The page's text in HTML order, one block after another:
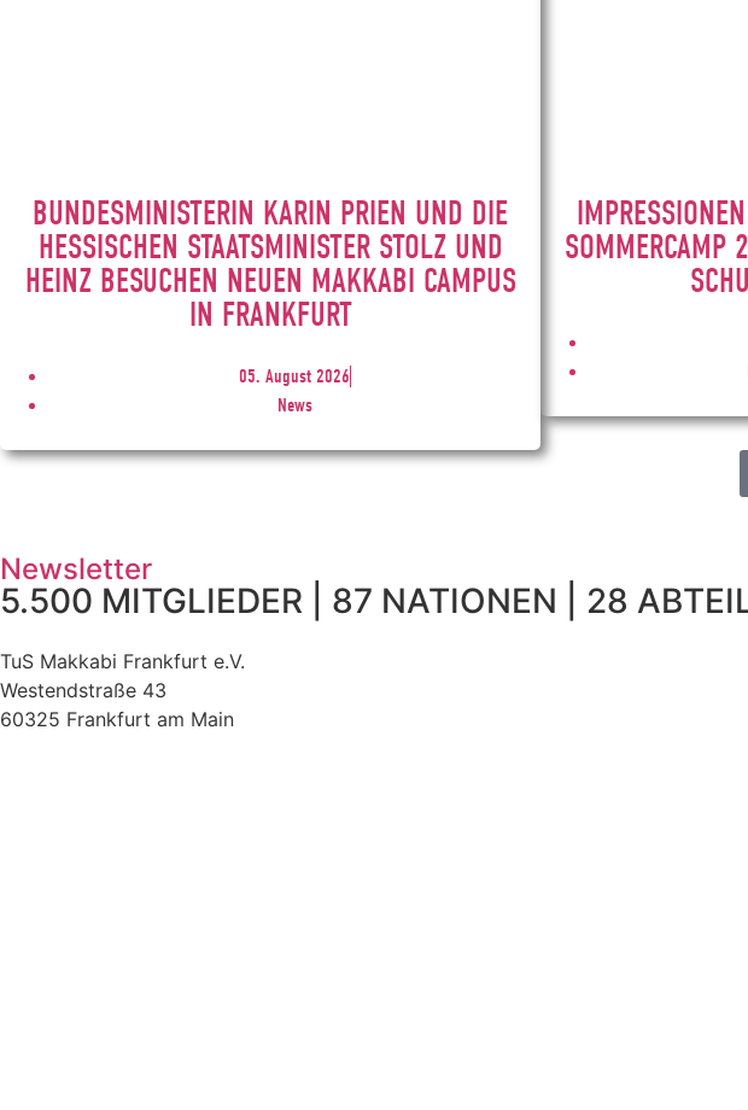
BUNDESMINISTERIN KARIN PRIEN UND DIE
HESSISCHEN STAATSMINISTER STOLZ UND
HEINZ BESUCHEN NEUEN MAKKABI CAMPUS
IN FRANKFURT
05. August 2026
News
SOMMERCAMP
Newsletter
5.500 MITGLIEDER | 87 NATIONEN | 28
TuS Makkabi Frankfurt e.V.
Westendstraße 43
60325 Frankfurt am Main